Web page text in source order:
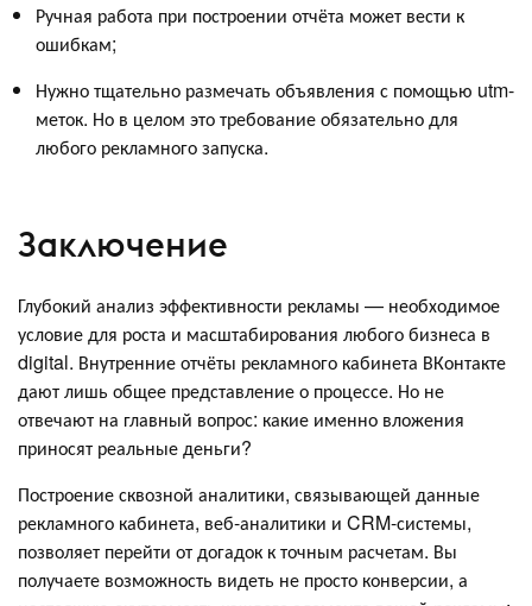
Ручная работа при построении отчёта может вести к
ошибкам;
Нужно тщательно размечать объявления с помощью utm-
меток. Но в целом это требование обязательно для
любого рекламного запуска.
Заключение
Глубокий анализ эффективности рекламы — необходимое
условие для роста и масштабирования любого бизнеса в
digital. Внутренние отчёты рекламного кабинета ВКонтакте
дают лишь общее представление о процессе. Но не
отвечают на главный вопрос: какие именно вложения
приносят реальные деньги?
Построение сквозной аналитики, связывающей данные
рекламного кабинета, веб-аналитики и CRM-системы,
позволяет перейти от догадок к точным расчетам. Вы
получаете возможность видеть не просто конверсии, а